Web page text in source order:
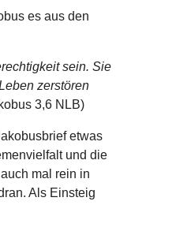
es aus den
sein. Sie
zerstören
3,6 NLB)
etwas
und die
mal rein in
Als Einsteig